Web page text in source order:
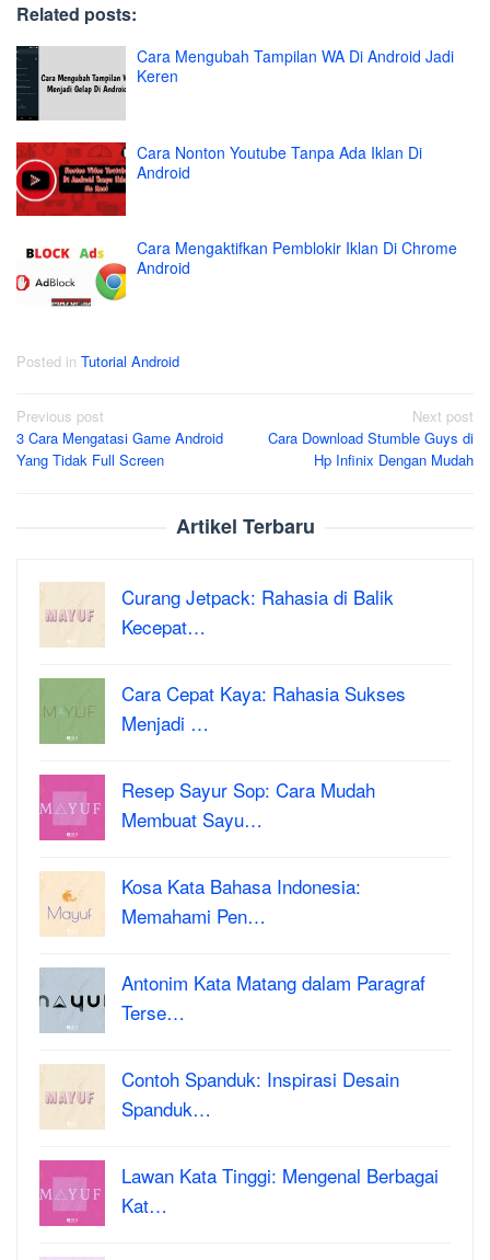
Related posts:
Cara Mengubah Tampilan WA Di Android Jadi
Keren
Cara Nonton Youtube Tanpa Ada Iklan Di
Android
Cara Mengaktifkan Pemblokir Iklan Di Chrome
Android
Posted in Tutorial Android
Post
navigation
Previous post
3 Cara Mengatasi Game Android
Yang Tidak Full Screen
Next post
Cara Download Stumble Guys di
Hp Infinix Dengan Mudah
Artikel Terbaru
Curang Jetpack: Rahasia di Balik
Kecepat…
Cara Cepat Kaya: Rahasia Sukses
Menjadi …
Resep Sayur Sop: Cara Mudah
Membuat Sayu…
Kosa Kata Bahasa Indonesia:
Memahami Pen…
Antonim Kata Matang dalam Paragraf
Terse…
Contoh Spanduk: Inspirasi Desain
Spanduk…
Lawan Kata Tinggi: Mengenal Berbagai
Kat…